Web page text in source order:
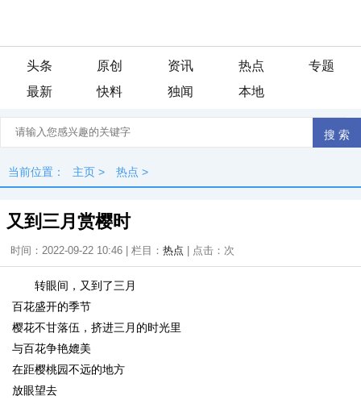
头条 原创 资讯 热点
专题
最新
快料 独闻 本地
当前位置： 主页 > 热点 >
又到三月赏樱时
时间：2022-09-22 10:46 | 栏目： 热点 | 点击： 次
转眼间，又到了三月
百花盛开的季节
樱花不甘落伍，挤进三月的时光里
与百花争艳媲美
在距樱桃园不远的地方
放眼望去